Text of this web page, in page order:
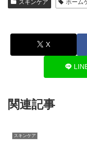
スキンケア ホーム
X
関連記事
スキンケア